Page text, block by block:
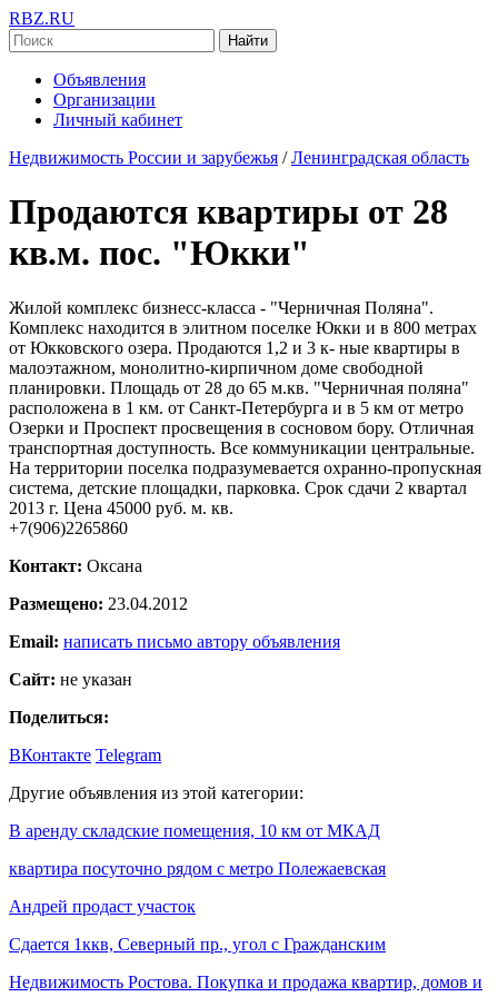
RBZ.RU
Найти
Объявления
Организации
Личный кабинет
Недвижимость России и зарубежья / Ленинградская область
Продаются квартиры от 28
кв.м. пос. "Юкки"
Жилой комплекс бизнесс-класса - "Черничная Поляна".
Комплекс находится в элитном поселке Юкки и в 800 метрах
от Юкковского озера. Продаются 1,2 и 3 к- ные квартиры в
малоэтажном, монолитно-кирпичном доме свободной
планировки. Площадь от 28 до 65 м.кв. "Черничная поляна"
расположена в 1 км. от Санкт-Петербурга и в 5 км от метро
Озерки и Проспект просвещения в сосновом бору. Отличная
транспортная доступность. Все коммуникации центральные.
На территории поселка подразумевается охранно-пропускная
система, детские площадки, парковка. Срок сдачи 2 квартал
2013 г. Цена 45000 руб. м. кв.
+7(906)2265860
Контакт: Оксана
Размещено: 23.04.2012
Email: написать письмо автору объявления
Сайт: не указан
Поделиться:
ВКонтакте Telegram
Другие объявления из этой категории:
В аренду складские помещения, 10 км от МКАД
квартира посуточно рядом с метро Полежаевская
Андрей продаст участок
Сдается 1ккв, Северный пр., угол с Гражданским
Недвижимость Ростова. Покупка и продажа квартир, домов и